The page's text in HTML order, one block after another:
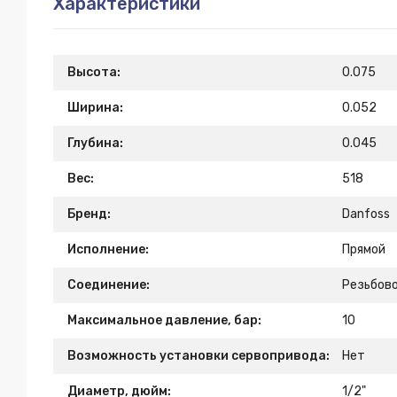
Высота: 0.075
Ширина: 0.052
Глубина: 0.045
Вес: 518
Бренд: Danfoss
Исполнение: Прямой
Соединение:
Максимальное давление, бар: 10
Возможность установки сервопривода: Нет
Диаметр, дюйм: 1/2"